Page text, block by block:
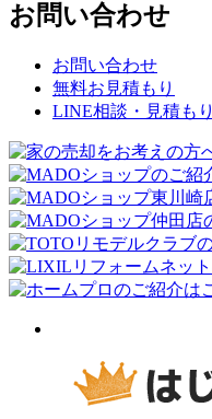
お問い合わせ
お問い合わせ
無料お見積もり
LINE相談・見積もり